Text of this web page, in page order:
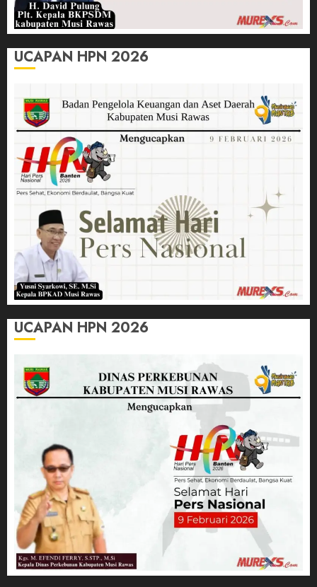
UCAPAN HPN 2026
UCAPAN HPN 2026